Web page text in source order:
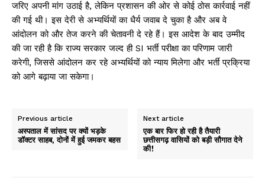
जरिए अपनी मांग उठाई है, लेकिन प्रशासन की ओर से कोई ठोस कार्रवाई नहीं
की गई थी। इस देरी से अभ्यर्थियों का धैर्य जवाब दे चुका है और अब वे
आंदोलन को और तेज करने की चेतावनी दे रहे हैं। इस आदेश के बाद उम्मीद
की जा रही है कि राज्य सरकार जल्द ही SI भर्ती परीक्षा का परिणाम जारी
करेगी, जिससे आंदोलन कर रहे अभ्यर्थियों को न्याय मिलेगा और भर्ती प्रक्रिया
को आगे बढ़ाया जा सकेगा।
Previous article
अस्पताल में सांसद पर क्यों भड़के
डॉक्टर साहब, दोनों में हुई जमकर बहस
Next article
एक बार फिर हो रही है तैयारी
छत्तीसगढ़ वासियों को बड़ी सौगात देने
की!